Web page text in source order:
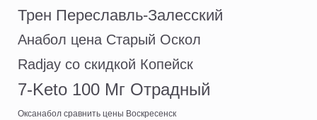
Трен Переславль-Залесский
Анабол цена Старый Оскол
Radjay со скидкой Копейск
7-Keto 100 Мг Отрадный
Оксанабол сравнить цены Воскресенск